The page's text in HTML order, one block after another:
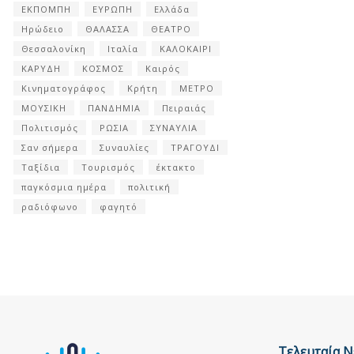
ΕΚΠΟΜΠΗ
ΕΥΡΩΠΗ
Ελλάδα
Ηρώδειο
ΘΑΛΑΣΣΑ
ΘΕΑΤΡΟ
Θεσσαλονίκη
Ιταλία
ΚΑΛΟΚΑΙΡΙ
ΚΑΡΥΔΗ
ΚΟΣΜΟΣ
Καιρός
Κινηματογράφος
Κρήτη
ΜΕΤΡΟ
ΜΟΥΣΙΚΗ
ΠΑΝΔΗΜΙΑ
Πειραιάς
Πολιτισμός
ΡΩΣΙΑ
ΣΥΝΑΥΛΙΑ
Σαν σήμερα
Συναυλίες
ΤΡΑΓΟΥΔΙ
Ταξίδια
Τουρισμός
έκτακτο
παγκόσμια ημέρα
πολιτική
ραδιόφωνο
φαγητό